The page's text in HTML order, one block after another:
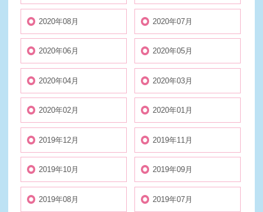
2020年08月 2020年07月
2020年06月 2020年05月
2020年04月 2020年03月
2020年02月 2020年01月
2019年12月 2019年11月
2019年10月 2019年09月
2019年08月 2019年07月